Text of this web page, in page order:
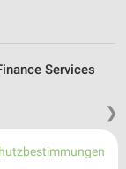
❯
Services